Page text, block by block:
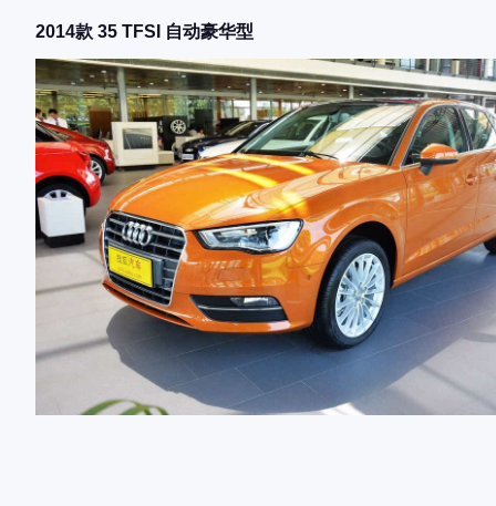
2014款 35 TFSI 自动豪华型